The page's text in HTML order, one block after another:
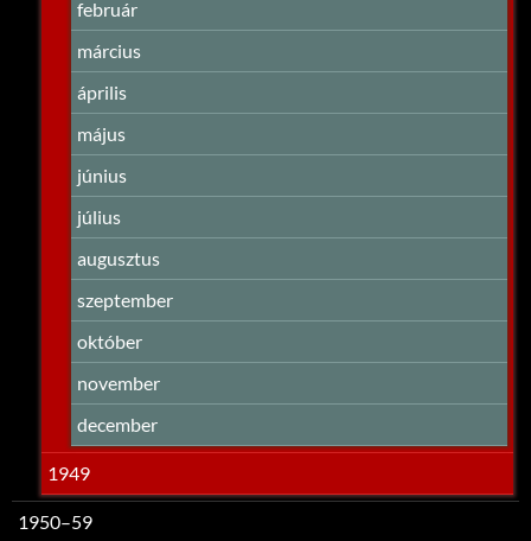
február
március
április
május
június
július
augusztus
szeptember
október
november
december
1949
1950–59